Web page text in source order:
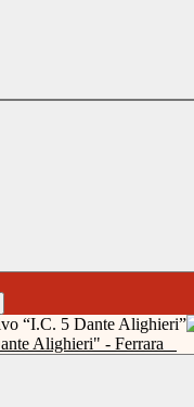
Alighieri" - Ferrara